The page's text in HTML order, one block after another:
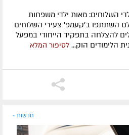
השלוחים: מאות ילדי משפחות
השתתפו ב'קעמפ' צעירי השלוחים
להצלחה בתפקיד הייחודי במפעל
הלימודים הוק... לסיפור המלא
חדשות »